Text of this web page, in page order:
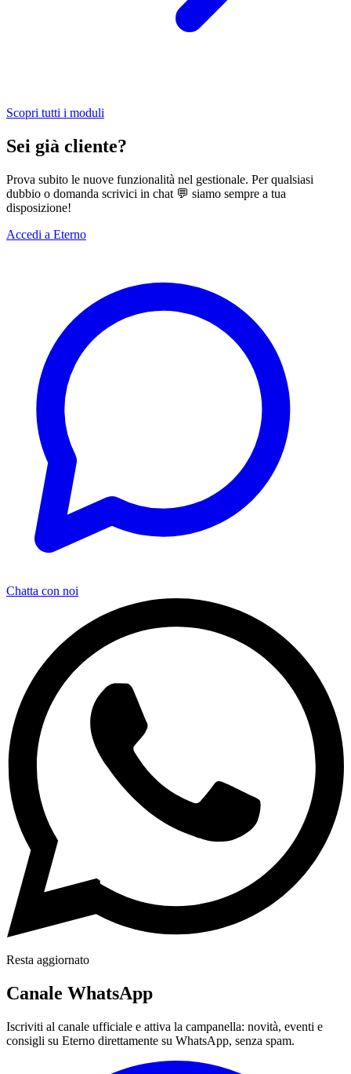
Scopri tutti i moduli
Sei già cliente?
Prova subito le nuove funzionalità nel gestionale. Per qualsiasi
dubbio o domanda scrivici in chat 💬 siamo sempre a tua
disposizione!
Accedi a Eterno
Chatta con noi
Resta aggiornato
Canale WhatsApp
Iscriviti al canale ufficiale e attiva la campanella: novità, eventi e
consigli su Eterno direttamente su WhatsApp, senza spam.